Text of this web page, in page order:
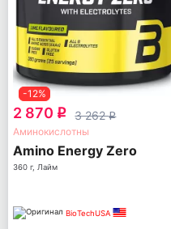
-12%
2 870 q 3 262q
Аминокислотны
Amino Energy Zero
360 г, Лайм
BioTechUSA